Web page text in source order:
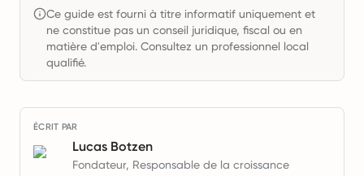
Ce guide est fourni à titre informatif uniquement et
ne constitue pas un conseil juridique, fiscal ou en
matière d'emploi. Consultez un professionnel local
qualifié.
ÉCRIT PAR
Lucas Botzen
Fondateur, Responsable de la croissance